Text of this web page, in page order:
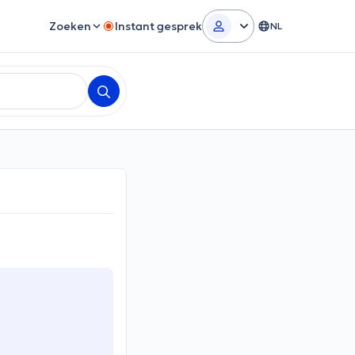
Zoeken Instant gesprek NL